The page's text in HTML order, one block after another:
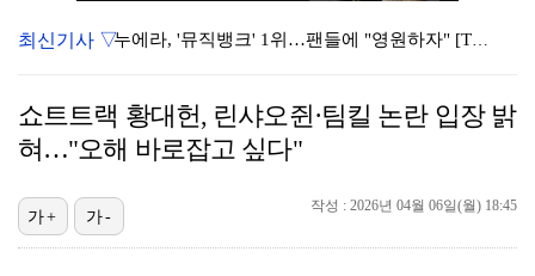
누에라, '뮤직뱅크' 1위…팬들에 "영원하자" [TV캡…
대한축구협회의 '심판 성접대'…최악의 경우 런던 올림픽…
진세연, 전속계약 종료…FA 시장 나왔다 [공식]
최신기사 ▽
쇼트트랙 황대헌, 린샤오쥔·팀킬 논란 입장 밝
혀…"오해 바로잡고 싶다"
작성 : 2026년 04월 06일(월) 18:45
가+ 가-